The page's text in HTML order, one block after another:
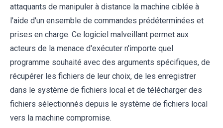
attaquants de manipuler à distance la machine ciblée à
l'aide d'un ensemble de commandes prédéterminées et
prises en charge. Ce logiciel malveillant permet aux
acteurs de la menace d'exécuter n'importe quel
programme souhaité avec des arguments spécifiques, de
récupérer les fichiers de leur choix, de les enregistrer
dans le système de fichiers local et de télécharger des
fichiers sélectionnés depuis le système de fichiers local
vers la machine compromise.